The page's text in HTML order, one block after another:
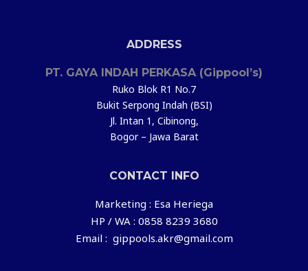
ADDRESS
PT. GAYA INDAH PERKASA (Gippool’s)
Ruko Blok R1 No.7
Bukit Serpong Indah (BSI)
Jl. Intan 1, Cibinong,
Bogor – Jawa Barat
CONTACT INFO
Marketing : Esa Heriega
HP / WA : 0858 8239 3680
Email : gippools.akr@gmail.com